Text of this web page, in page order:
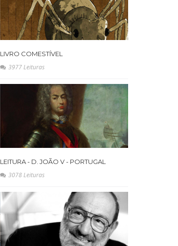
LIVRO COMESTÍVEL
3977 Leituras
LEITURA - D. JOÃO V - PORTUGAL
3078 Leituras